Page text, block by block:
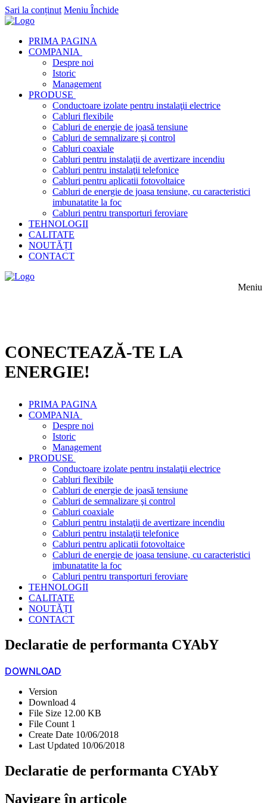
Sari la conținut Meniu Închide
PRIMA PAGINA
COMPANIA
Despre noi
Istoric
Management
PRODUSE
Conductoare izolate pentru instalaţii electrice
Cabluri flexibile
Cabluri de energie de joasă tensiune
Cabluri de semnalizare şi control
Cabluri coaxiale
Cabluri pentru instalaţii de avertizare incendiu
Cabluri pentru instalaţii telefonice
Cabluri pentru aplicatii fotovoltaice
Cabluri de energie de joasa tensiune, cu caracteristici
imbunatatite la foc
Cabluri pentru transporturi feroviare
TEHNOLOGII
CALITATE
NOUTĂȚI
CONTACT
Meniu
CONECTEAZĂ-TE LA
ENERGIE!
PRIMA PAGINA
COMPANIA
Despre noi
Istoric
Management
PRODUSE
Conductoare izolate pentru instalaţii electrice
Cabluri flexibile
Cabluri de energie de joasă tensiune
Cabluri de semnalizare şi control
Cabluri coaxiale
Cabluri pentru instalaţii de avertizare incendiu
Cabluri pentru instalaţii telefonice
Cabluri pentru aplicatii fotovoltaice
Cabluri de energie de joasa tensiune, cu caracteristici
imbunatatite la foc
Cabluri pentru transporturi feroviare
TEHNOLOGII
CALITATE
NOUTĂȚI
CONTACT
Declaratie de performanta CYAbY
DOWNLOAD
Version
Download 4
File Size 12.00 KB
File Count 1
Create Date 10/06/2018
Last Updated 10/06/2018
Declaratie de performanta CYAbY
Navigare în articole